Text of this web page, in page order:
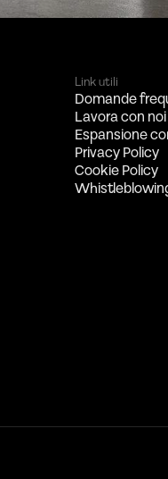
Link utili
Domande
Lavora con noi
Espansione
Privacy Policy
Cookie Policy